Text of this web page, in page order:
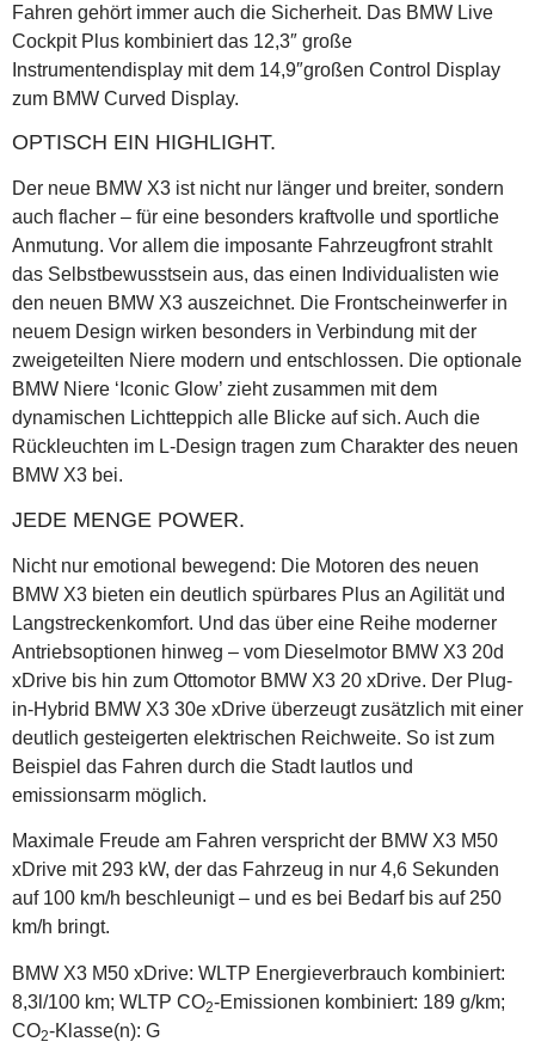
Fahren gehört immer auch die Sicherheit. Das BMW Live
Cockpit Plus kombiniert das 12,3″ große
Instrumentendisplay mit dem 14,9″großen Control Display
zum BMW Curved Display.
OPTISCH EIN HIGHLIGHT.
Der neue BMW X3 ist nicht nur länger und breiter, sondern
auch flacher – für eine besonders kraftvolle und sportliche
Anmutung. Vor allem die imposante Fahrzeugfront strahlt
das Selbstbewusstsein aus, das einen Individualisten wie
den neuen BMW X3 auszeichnet. Die Frontscheinwerfer in
neuem Design wirken besonders in Verbindung mit der
zweigeteilten Niere modern und entschlossen. Die optionale
BMW Niere ‘Iconic Glow’ zieht zusammen mit dem
dynamischen Lichtteppich alle Blicke auf sich. Auch die
Rückleuchten im L-Design tragen zum Charakter des neuen
BMW X3 bei.
JEDE MENGE POWER.
Nicht nur emotional bewegend: Die Motoren des neuen
BMW X3 bieten ein deutlich spürbares Plus an Agilität und
Langstreckenkomfort. Und das über eine Reihe moderner
Antriebsoptionen hinweg – vom Dieselmotor BMW X3 20d
xDrive bis hin zum Ottomotor BMW X3 20 xDrive. Der Plug-
in-Hybrid BMW X3 30e xDrive überzeugt zusätzlich mit einer
deutlich gesteigerten elektrischen Reichweite. So ist zum
Beispiel das Fahren durch die Stadt lautlos und
emissionsarm möglich.
Maximale Freude am Fahren verspricht der BMW X3 M50
xDrive mit 293 kW, der das Fahrzeug in nur 4,6 Sekunden
auf 100 km/h beschleunigt – und es bei Bedarf bis auf 250
km/h bringt.
BMW X3 M50 xDrive: WLTP Energieverbrauch kombiniert:
8,3l/100 km; WLTP CO2-Emissionen kombiniert: 189 g/km;
CO2-Klasse(n): G